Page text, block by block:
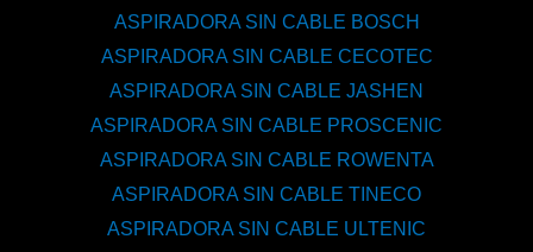
ASPIRADORA SIN CABLE BOSCH
ASPIRADORA SIN CABLE CECOTEC
ASPIRADORA SIN CABLE JASHEN
ASPIRADORA SIN CABLE PROSCENIC
ASPIRADORA SIN CABLE ROWENTA
ASPIRADORA SIN CABLE TINECO
ASPIRADORA SIN CABLE ULTENIC